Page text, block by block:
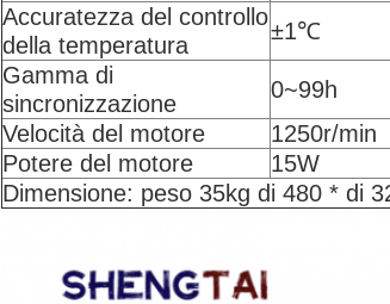
Accuratezza del controllo
della temperatura
±1℃
Gamma di
sincronizzazione
0~99h
Velocità del motore
1250r/min
Potere del motore
15W
Dimensione: peso 35kg di 480 * di